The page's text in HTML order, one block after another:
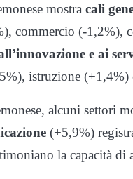
mostra cali
commercio (-1,2%),
e ai
istruzione
alcuni settori
(+5,9%)
la capacità di